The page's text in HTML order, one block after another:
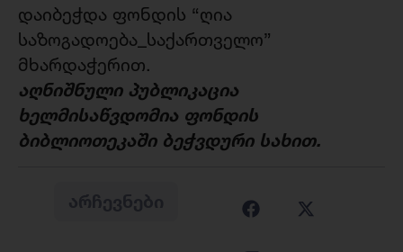
დაიბეჭდა ფონდის “ღია
საზოგადოება_საქართველო”
მხარდაჭერით.
აღნიშნული პუბლიკაცია
ხელმისაწვდომია ფონდის
ბიბლიოთეკაში ბეჭვდური სახით.